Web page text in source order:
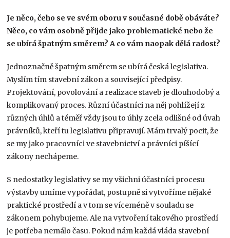
Je něco, čeho se ve svém oboru v současné době obáváte?
Něco, co vám osobně přijde jako problematické nebo že
se ubírá špatným směrem? A co vám naopak dělá radost?
Jednoznačně špatným směrem se ubírá česká legislativa.
Myslím tím stavební zákon a související předpisy.
Projektování, povolování a realizace staveb je dlouhodobý a
komplikovaný proces. Různí účastníci na něj pohlížejí z
různých úhlů a téměř vždy jsou to úhly zcela odlišné od úvah
právníků, kteří tu legislativu připravují. Mám trvalý pocit, že
se my jako pracovníci ve stavebnictví a právníci píšící
zákony nechápeme.
S nedostatky legislativy se my všichni účastníci procesu
výstavby umíme vypořádat, postupně si vytvoříme nějaké
praktické prostředí a v tom se víceméně v souladu se
zákonem pohybujeme. Ale na vytvoření takového prostředí
je potřeba nemálo času. Pokud nám každá vláda stavební